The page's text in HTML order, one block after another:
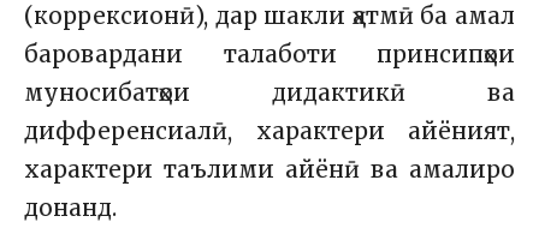
(коррексионӣ), дар шакли ҳатмӣ ба амал
баровардани талаботи принсипҳои
муносибатҳои дидактикӣ ва
дифференсиалӣ, характери айёният,
характери таълими айёнӣ ва амалиро
донанд.